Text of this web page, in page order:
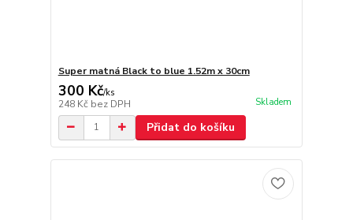
Super matná Black to blue 1.52m x 30cm
300 Kč/ks
248 Kč bez DPH Skladem
Přidat do košíku